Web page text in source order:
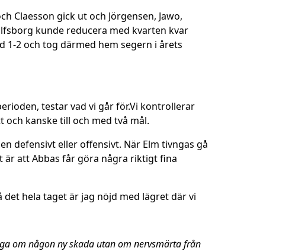
Claesson gick ut och Jörgensen, Jawo,
kunde reducera med kvarten kvar
1-2 och tog därmed hem segern i årets
testar vad vi går för.Vi kontrollerar
kanske till och med två mål.
defensivt eller offensivt. När Elm tivngas gå
är att Abbas får göra några riktigt fina
hela taget är jag nöjd med lägret där vi
om någon ny skada utan om nervsmärta från